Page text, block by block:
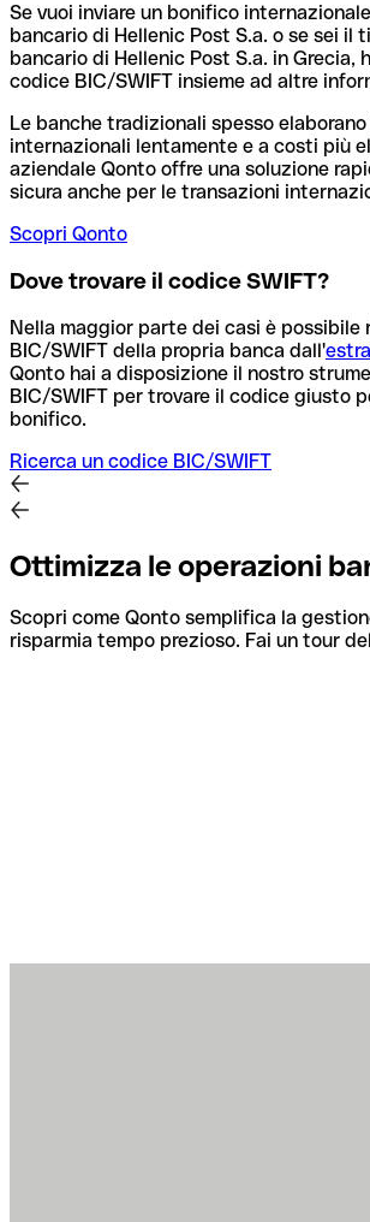
Se vuoi inviare un bonifico
bancario di Hellenic Post S.a. o se sei il
bancario di Hellenic Post S.a. in Grecia,
codice BIC/SWIFT insieme ad altre
Le banche tradizionali spesso
internazionali lentamente e a costi più
aziendale Qonto offre una soluzione
sicura anche per le transazioni
Scopri Qonto
Dove trovare il codice SWIFT?
Nella maggior parte dei casi è possibile
BIC/SWIFT della propria banca dall'
Qonto hai a disposizione il nostro
BIC/SWIFT per trovare il codice giusto
bonifico.
Ricerca un codice BIC/SWIFT
Ottimizza le operazioni
Scopri come Qonto semplifica la
risparmia tempo prezioso. Fai un tour